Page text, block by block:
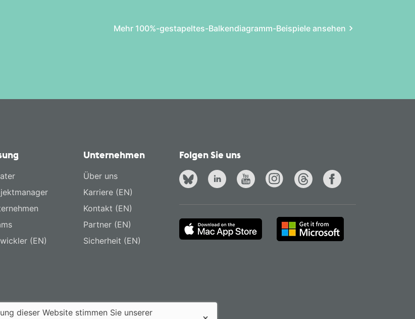
Mehr 100%-gestapeltes-Balken­diagramm-Beispiele ansehen
(EN)
Unternehmen
Über uns
Karriere (EN)
Kontakt (EN)
Partner (EN)
Sicherheit (EN)
Folgen Sie uns
dieser Website stimmen Sie unserer